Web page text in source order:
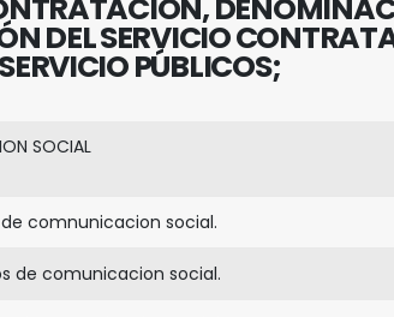
DEL SERVICIO
PÚBLICOS;
SOCIAL
comnunicacion social.
de comunicacion social.